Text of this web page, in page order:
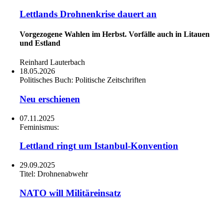
Lettlands Drohnenkrise dauert an
Vorgezogene Wahlen im Herbst. Vorfälle auch in Litauen
und Estland
Reinhard Lauterbach
18.05.2026
Politisches Buch: Politische Zeitschriften
Neu erschienen
07.11.2025
Feminismus:
Lettland ringt um Istanbul-Konvention
29.09.2025
Titel: Drohnenabwehr
NATO will Militäreinsatz